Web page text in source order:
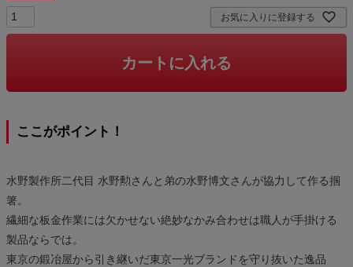
お気に入りに登録する
カートに入れる
ここがポイント！
水野製作所二代目 水野勲さんと弟の水野博文さんが協力して作る掴
箸。
繊細な板金作業には欠かせない絶妙なかみ合わせは職人が手掛ける
製品ならでは。
東京の鍛冶屋から引き継いだ東京一光ブランドを守り抜いた逸品